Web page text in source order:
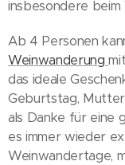
insbesondere beim
Ab 4 Personen
Weinwanderung
das ideale
Geburtstag,
als Danke für eine
es immer wieder
Weinwandertage,